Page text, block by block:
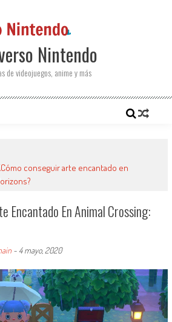
Nintendo
de videojuegos, anime y más
conseguir arte encantado en
Encantado En Animal Crossing:
- 4 mayo, 2020